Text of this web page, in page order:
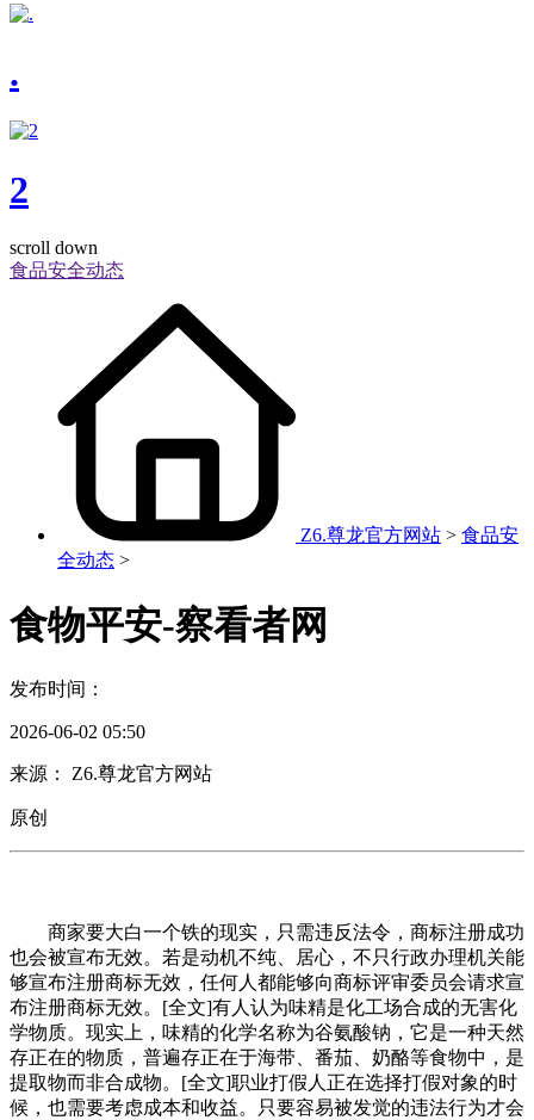
.
2
scroll down
食品安全动态
Z6.尊龙官方网站 > 食品安
全动态 >
食物平安-察看者网
发布时间：
2026-06-02 05:50
来源： Z6.尊龙官方网站
原创
商家要大白一个铁的现实，只需违反法令，商标注册成功
也会被宣布无效。若是动机不纯、居心，不只行政办理机关能
够宣布注册商标无效，任何人都能够向商标评审委员会请求宣
布注册商标无效。[全文]有人认为味精是化工场合成的无害化
学物质。现实上，味精的化学名称为谷氨酸钠，它是一种天然
存正在的物质，普遍存正在于海带、番茄、奶酪等食物中，是
提取物而非合成物。[全文]职业打假人正在选择打假对象的时
候，也需要考虑成本和收益。只要容易被发觉的违法行为才会